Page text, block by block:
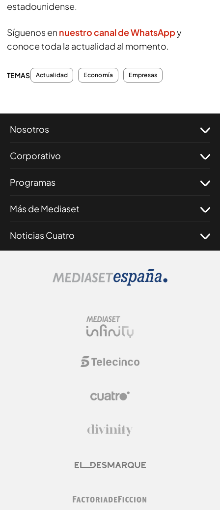
estadounidense.
Síguenos en nuestro canal de WhatsAppy
conoce toda la actualidad al momento.
TEMAS Actualidad Economía Empresas
Nosotros
Corporativo
Programas
Más de Mediaset
Noticias Cuatro